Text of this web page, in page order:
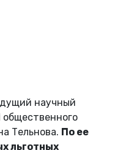
научный
Тельнова. По ее
льготных